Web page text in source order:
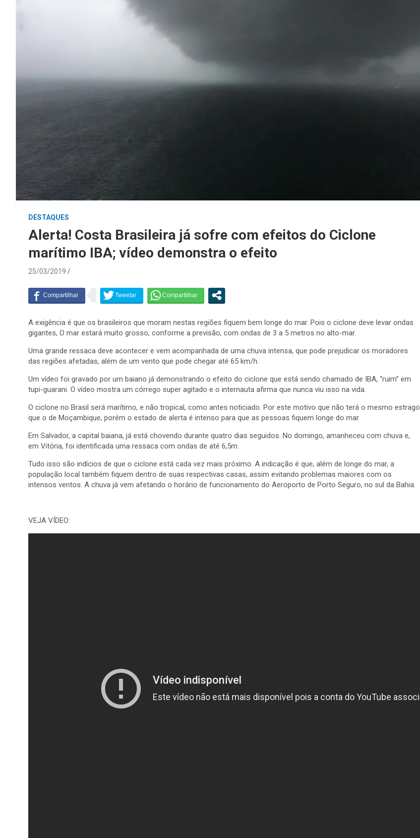
DESTAQUES
Alerta! Costa Brasileira já sofre com efeitos do Ciclone
marítimo IBA; vídeo demonstra o efeito
25/03/2019
A exigência é que os brasileiros que moram nestas regiões fiquem bem longe do mar. Pois o ciclone deve levar ondas
gigantes, O mar estará muito grosso, conforme a previsão, com ondas de 3 a 5 metros no alto-mar.
Uma grande ressaca deve acontecer e vem acompanhada de uma chuva intensa, que pode prejudicar os moradores
das regiões afetadas, além de um vento que pode chegar até 65 km/h.
Um vídeo foi gravado por um baiano já demonstrando o efeito do ciclone que está sendo chamado de IBA, “ruim” em
tupi-guarani. O vídeo mostra um córrego super agitado e o internauta afirma que nunca viu isso na vida.
O ciclone no Brasil será marítimo, e não tropical, como antes noticiado. Por este motivo que não terá o mesmo estrago
que o de Moçambique, porém o estado de alerta é intenso para que as pessoas fiquem longe do mar.
Em Salvador, a capital baiana, já está chovendo durante quatro dias seguidos. No domingo, amanheceu com chuva e,
em Vitória, foi identificada uma ressaca com ondas de até 6,5m.
Tudo isso são indícios de que o ciclone está cada vez mais próximo. A indicação é que, além de longe do mar, a
população local também fiquem dentro de suas respectivas casas, assim evitando problemas maiores com os
intensos ventos. A chuva já vem afetando o horário de funcionamento do Aeroporto de Porto Seguro, no sul da Bahia.
VEJA VÍDEO: